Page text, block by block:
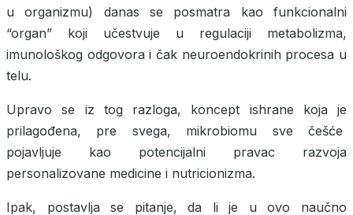
u organizmu) danas se posmatra kao funkcionalni
“organ” koji učestvuje u regulaciji metabolizma,
imunološkog odgovora i čak neuroendokrinih procesa u
telu.
Upravo se iz tog razloga, koncept ishrane koja je
prilagođena, pre svega, mikrobiomu sve češće
pojavljuje kao potencijalni pravac razvoja
personalizovane medicine i nutricionizma.
Ipak, postavlja se pitanje, da li je u ovo naučno